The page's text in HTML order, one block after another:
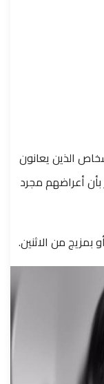
الذين يعانون
أعراضهم مجرد
بمزيج من الاثنين.